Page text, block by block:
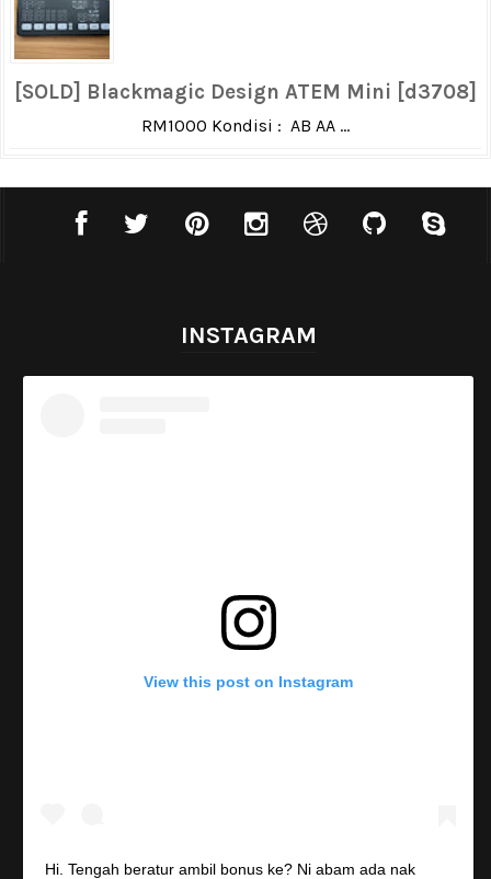
[SOLD] Blackmagic Design ATEM Mini [d3708]
RM1000 Kondisi : AB AA ...
INSTAGRAM
View this post on Instagram
Hi. Tengah beratur ambil bonus ke? Ni abam ada nak